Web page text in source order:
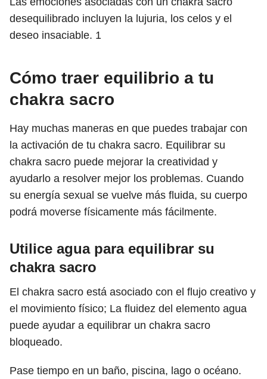
desequilibrado incluyen la lujuria, los celos y el
deseo insaciable. 1
Cómo traer equilibrio a tu
chakra sacro
Hay muchas maneras en que puedes trabajar con
la activación de tu chakra sacro. Equilibrar su
chakra sacro puede mejorar la creatividad y
ayudarlo a resolver mejor los problemas. Cuando
su energía sexual se vuelve más fluida, su cuerpo
podrá moverse físicamente más fácilmente.
Utilice agua para equilibrar su
chakra sacro
El chakra sacro está asociado con el flujo creativo y
el movimiento físico; La fluidez del elemento agua
puede ayudar a equilibrar un chakra sacro
bloqueado.
Pase tiempo en un baño, piscina, lago o océano.